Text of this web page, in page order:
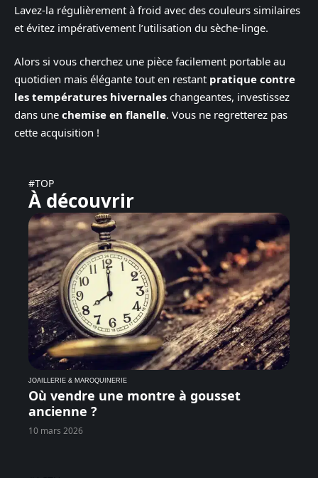
Lavez-la régulièrement à froid avec des couleurs similaires
et évitez impérativement l’utilisation du sèche-linge.
Alors si vous cherchez une pièce facilement portable au
quotidien mais élégante tout en restant pratique contre
les températures hivernales changeantes, investissez
dans une chemise en flanelle. Vous ne regretterez pas
cette acquisition !
#TOP
À découvrir
JOAILLERIE & MAROQUINERIE
Où vendre une montre à gousset
ancienne ?
10 mars 2026